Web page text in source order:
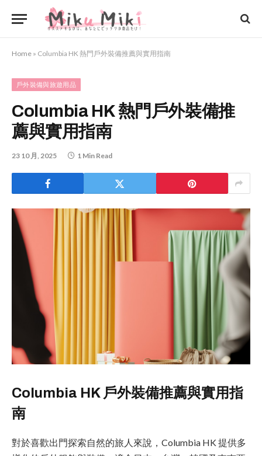
Home » Columbia HK 熱門戶外裝備推薦與實用指南
戶外裝備與旅遊用品
Columbia HK 熱門戶外裝備推
薦與實用指南
23 10 月, 2025 1 Min Read
Columbia HK 戶外裝備推薦與實用指
南
對於喜歡出門探索自然的旅人來說，Columbia HK 提供多